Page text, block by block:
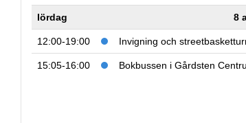
lördag 8
12:00-19:00 Invigning och
15:05-16:00 Bokbussen i Gårdsten